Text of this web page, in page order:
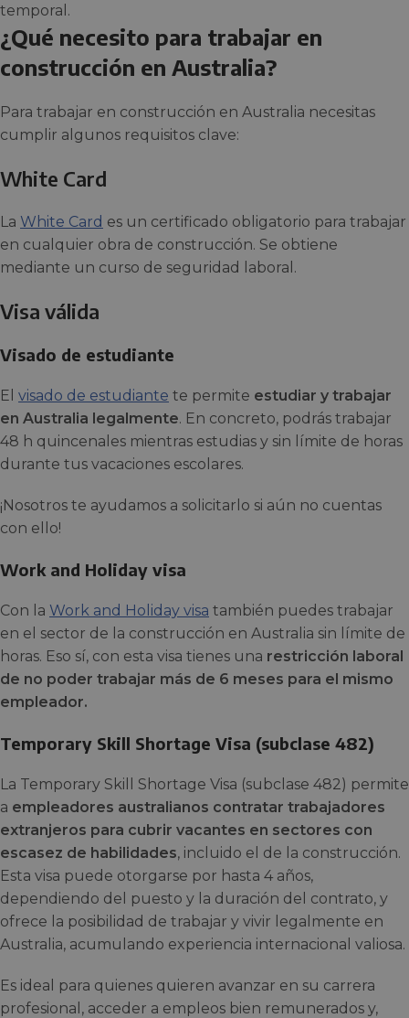
temporal.
¿Qué necesito para trabajar en
construcción en Australia?
Para trabajar en construcción en Australia necesitas
cumplir algunos requisitos clave:
White Card
La White Card es un certificado obligatorio para trabajar
en cualquier obra de construcción. Se obtiene
mediante un curso de seguridad laboral.
Visa válida
Visado de estudiante
El visado de estudiante te permite estudiar y trabajar
en Australia legalmente. En concreto, podrás trabajar
48 h quincenales mientras estudias y sin límite de horas
durante tus vacaciones escolares.
¡Nosotros te ayudamos a solicitarlo si aún no cuentas
con ello!
Work and Holiday visa
Con la Work and Holiday visa también puedes trabajar
en el sector de la construcción en Australia sin límite de
horas. Eso sí, con esta visa tienes una restricción laboral
de no poder trabajar más de 6 meses para el mismo
empleador.
Temporary Skill Shortage Visa (subclase 482)
La Temporary Skill Shortage Visa (subclase 482) permite
a empleadores australianos contratar trabajadores
extranjeros para cubrir vacantes en sectores con
escasez de habilidades, incluido el de la construcción.
Esta visa puede otorgarse por hasta 4 años,
dependiendo del puesto y la duración del contrato, y
ofrece la posibilidad de trabajar y vivir legalmente en
Australia, acumulando experiencia internacional valiosa.
Es ideal para quienes quieren avanzar en su carrera
profesional, acceder a empleos bien remunerados y,